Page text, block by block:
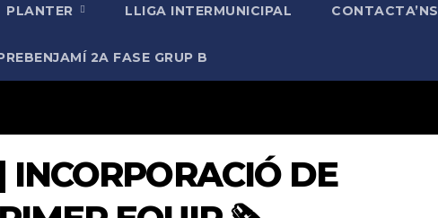
PLANTER LLIGA INTERMUNICIPAL CONTACTA’NS
2A FASE GRUP B
DE